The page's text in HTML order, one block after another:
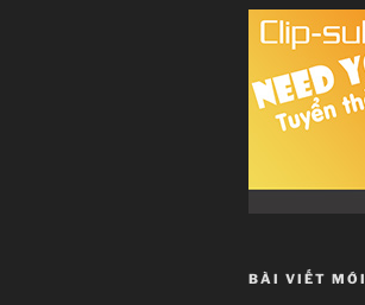
BÀI VIẾT MỚI